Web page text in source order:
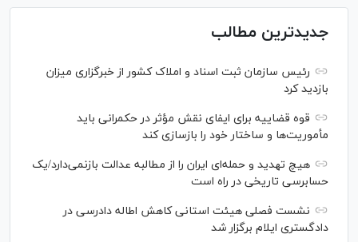
جدیدترین مطالب
رئیس سازمان ثبت اسناد و املاک کشور از خبرگزاری میزان
بازدید کرد
قوه قضاییه برای ایفای نقش مؤثر در حکمرانی باید
مأموریت‌ها و ساختار خود را بازسازی کند
هیچ تهدید و حمله‌ای ایران را از مطالبه عدالت بازنمی‌دارد/یک
حسابرسی تاریخی در راه است
نشست فصلی هیئت استانی کاهش اطاله دادرسی در
دادگستری ایلام برگزار شد